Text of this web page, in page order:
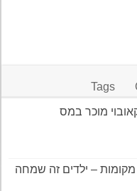
Tags
מוכר במס